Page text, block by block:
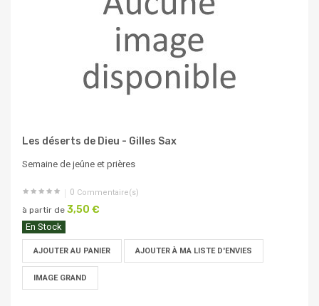
Les déserts de Dieu - Gilles Sax
Semaine de jeûne et prières
0 Commentaire(s)
à partir de 3,50 €
En Stock
AJOUTER AU PANIER AJOUTER À MA LISTE D'ENVIES
IMAGE GRAND